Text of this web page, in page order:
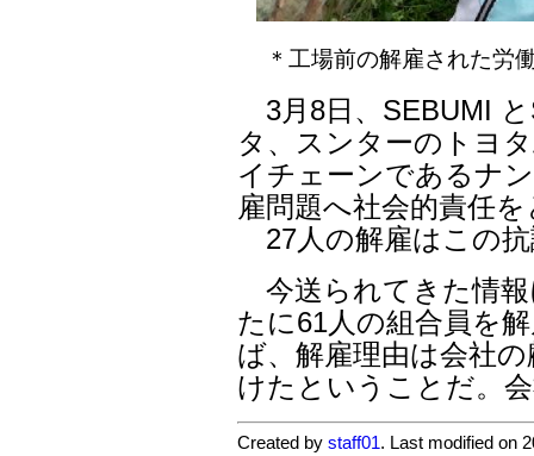
＊工場前の解雇された労
3月8日、SEBUMI
タ、スンターのトヨ
イチェーンであるナ
雇問題へ社会的責任
27人の解雇はこの
今送られてきた情
たに61人の組合員を
ば、解雇理由は会社
けたということだ。
Created bystaff01. Last modified on